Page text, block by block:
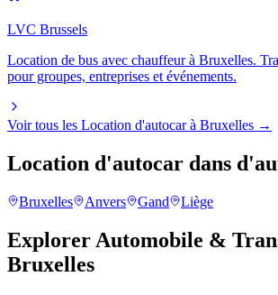
LVC Brussels
Location de bus avec chauffeur à Bruxelles.
pour groupes, entreprises et événements.
Voir tous les Location d'autocarà Bruxelles →
Location d'autocar dans
Bruxelles Anvers Gand Liège
Explorer Automobile &
Bruxelles